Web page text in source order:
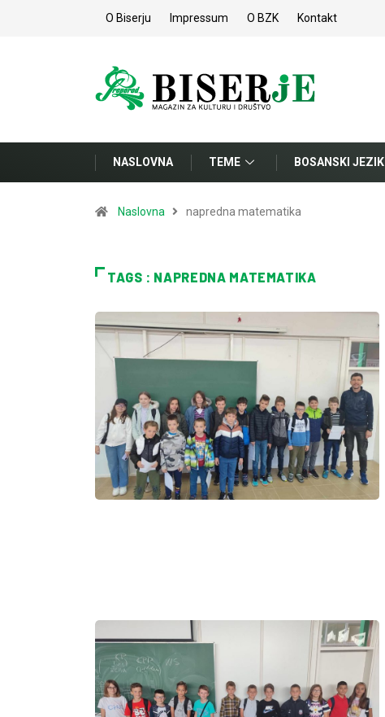
O Biserju Impressum O BZK Kontakt
NASLOVNA TEME BOSANSKI JEZIK
Naslovna napredna matematika
TAGS : NAPREDNA MATEMATIKA